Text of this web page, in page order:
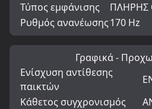
Τύπος εμφάνισης
Ρυθμός ανανέωσης170 Hz
Γραφικά -
Ενίσχυση αντίθεσης
παικτών
Κάθετος συγχρονισμός